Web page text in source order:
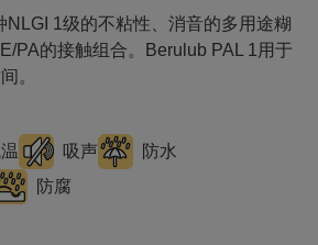
NLGI 1级的不粘性、消音的多用途糊
PA的接触组合。Berulub PAL 1用于
。
吸声
防水
防腐